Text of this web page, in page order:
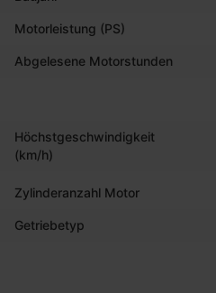
Motorleistung (PS)
Abgelesene Motorstunden
Höchstgeschwindigkeit
(km/h)
Zylinderanzahl Motor
Getriebetyp